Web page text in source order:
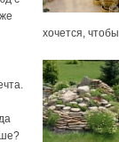
хочется,